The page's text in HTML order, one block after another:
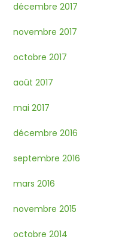
décembre 2017
novembre 2017
octobre 2017
août 2017
mai 2017
décembre 2016
septembre 2016
mars 2016
novembre 2015
octobre 2014